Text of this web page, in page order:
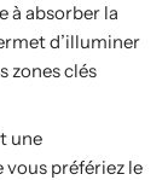
à absorber la
d’illuminer
zones clés
une
vous préfériez le